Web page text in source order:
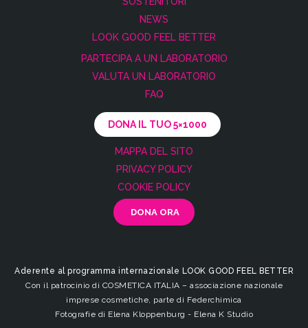
NEWS
LOOK GOOD FEEL BETTER
PARTECIPA A UN LABORATORIO
VALUTA UN LABORATORIO
FAQ
DONA IL TUO 5×1000
MAPPA DEL SITO
PRIVACY POLICY
COOKIE POLICY
Aderente al programma internazionale LOOK GOOD FEEL BETTER
Con il patrocinio di COSMETICA ITALIA – associazione nazionale
imprese cosmetiche, parte di Federchimica
Fotografie di Elena Kloppenburg - Elena K Studio